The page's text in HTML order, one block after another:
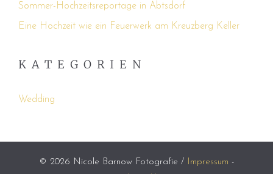
Sommer-Hochzeitsreportage in Abtsdorf
Eine Hochzeit wie ein Feuerwerk am Kreuzberg Keller
KATEGORIEN
Wedding
© 2026 Nicole Barnow Fotografie / Impressum -